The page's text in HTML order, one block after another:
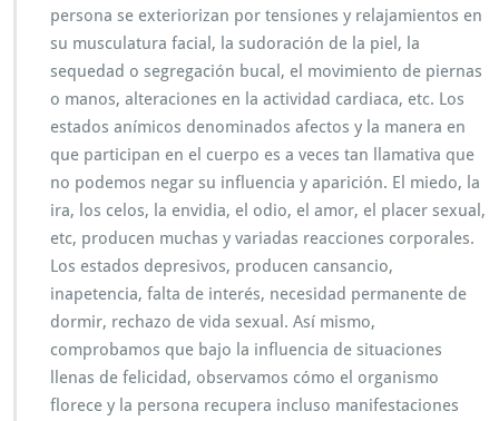
persona se exteriorizan por tensiones y relajamientos en
su musculatura facial, la sudoración de la piel, la
sequedad o segregación bucal, el movimiento de piernas
o manos, alteraciones en la actividad cardiaca, etc. Los
estados anímicos denominados afectos y la manera en
que participan en el cuerpo es a veces tan llamativa que
no podemos negar su influencia y aparición. El miedo, la
ira, los celos, la envidia, el odio, el amor, el placer sexual,
etc, producen muchas y variadas reacciones corporales.
Los estados depresivos, producen cansancio,
inapetencia, falta de interés, necesidad permanente de
dormir, rechazo de vida sexual. Así mismo,
comprobamos que bajo la influencia de situaciones
llenas de felicidad, observamos cómo el organismo
florece y la persona recupera incluso manifestaciones